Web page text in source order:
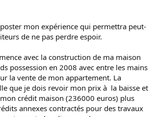
mon expérience qui permettra peut-
de ne pas perdre espoir.
avec la construction de ma maison
possession en 2008 avec entre les mains
la vente de mon appartement. La
que je dois revoir mon prix à la baisse et
crédit maison (236000 euros) plus
annexes contractés pour des travaux